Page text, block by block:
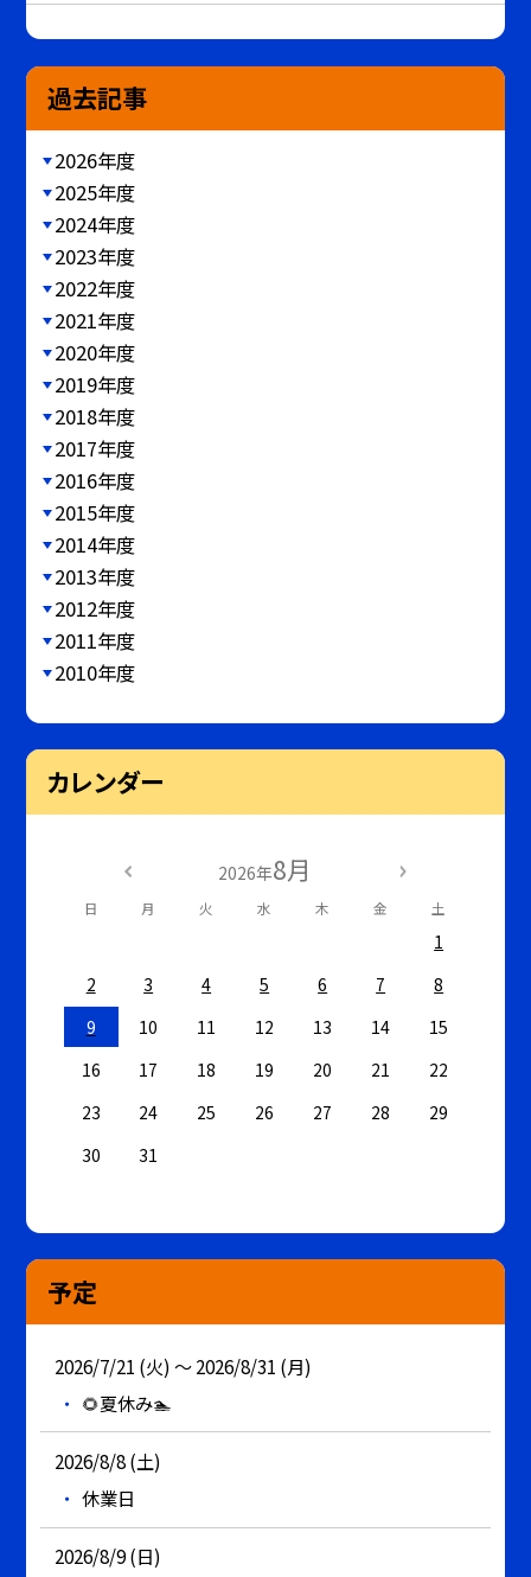
過去記事
2026年度
2025年度
2024年度
2023年度
2022年度
2021年度
2020年度
2019年度
2018年度
2017年度
2016年度
2015年度
2014年度
2013年度
2012年度
2011年度
2010年度
カレンダー
2026年8月
日 月 火 水 木 金 土
1
2
3 4 5 6 7
8
9
10 11 12 13 14
15
16
17 18 19 20 21
22
23
24 25 26 27 28
29
30
31
予定
2026/7/21 (火) ～ 2026/8/31 (月)
🌻夏休み🏊
2026/8/8 (土)
休業日
2026/8/9 (日)